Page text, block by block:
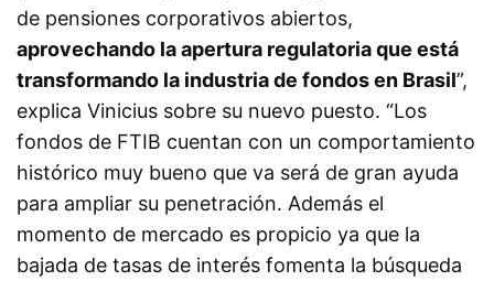
de pensiones corporativos abiertos,
aprovechando la apertura regulatoria que está
transformando la industria de fondos en Brasil”,
explica Vinicius sobre su nuevo puesto. “Los
fondos de FTIB cuentan con un comportamiento
histórico muy bueno que va será de gran ayuda
para ampliar su penetración. Además el
momento de mercado es propicio ya que la
bajada de tasas de interés fomenta la búsqueda